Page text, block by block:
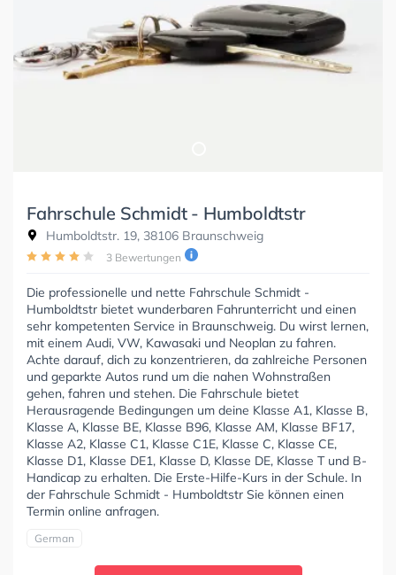
Fahrschule Schmidt - Humboldtstr
Humboldtstr. 19, 38106 Braunschweig
3 Bewertungen
Die professionelle und nette Fahrschule Schmidt -
Humboldtstr bietet wunderbaren Fahrunterricht und einen
sehr kompetenten Service in Braunschweig. Du wirst lernen,
mit einem Audi, VW, Kawasaki und Neoplan zu fahren.
Achte darauf, dich zu konzentrieren, da zahlreiche Personen
und geparkte Autos rund um die nahen Wohnstraßen
gehen, fahren und stehen. Die Fahrschule bietet
Herausragende Bedingungen um deine Klasse A1, Klasse B,
Klasse A, Klasse BE, Klasse B96, Klasse AM, Klasse BF17,
Klasse A2, Klasse C1, Klasse C1E, Klasse C, Klasse CE,
Klasse D1, Klasse DE1, Klasse D, Klasse DE, Klasse T und B-
Handicap zu erhalten. Die Erste-Hilfe-Kurs in der Schule. In
der Fahrschule Schmidt - Humboldtstr Sie können einen
Termin online anfragen.
German